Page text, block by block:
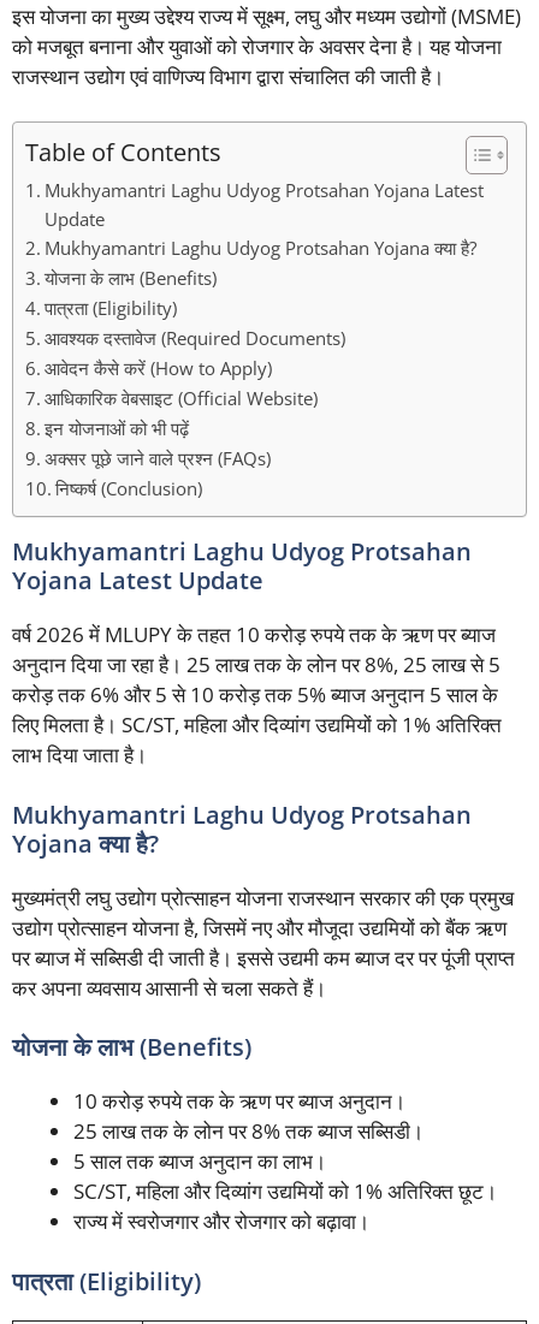
इस योजना का मुख्य उद्देश्य राज्य में सूक्ष्म, लघु और मध्यम उद्योगों (MSME)
को मजबूत बनाना और युवाओं को रोजगार के अवसर देना है। यह योजना
राजस्थान उद्योग एवं वाणिज्य विभाग द्वारा संचालित की जाती है।
Table of Contents
Mukhyamantri Laghu Udyog Protsahan Yojana Latest
Update
Mukhyamantri Laghu Udyog Protsahan Yojana क्या है?
योजना के लाभ (Benefits)
पात्रता (Eligibility)
आवश्यक दस्तावेज (Required Documents)
आवेदन कैसे करें (How to Apply)
आधिकारिक वेबसाइट (Official Website)
इन योजनाओं को भी पढ़ें
अक्सर पूछे जाने वाले प्रश्न (FAQs)
निष्कर्ष (Conclusion)
Mukhyamantri Laghu Udyog Protsahan
Yojana Latest Update
वर्ष 2026 में MLUPY के तहत 10 करोड़ रुपये तक के ऋण पर ब्याज
अनुदान दिया जा रहा है। 25 लाख तक के लोन पर 8%, 25 लाख से 5
करोड़ तक 6% और 5 से 10 करोड़ तक 5% ब्याज अनुदान 5 साल के
लिए मिलता है। SC/ST, महिला और दिव्यांग उद्यमियों को 1% अतिरिक्त
लाभ दिया जाता है।
Mukhyamantri Laghu Udyog Protsahan
Yojana क्या है?
मुख्यमंत्री लघु उद्योग प्रोत्साहन योजना राजस्थान सरकार की एक प्रमुख
उद्योग प्रोत्साहन योजना है, जिसमें नए और मौजूदा उद्यमियों को बैंक ऋण
पर ब्याज में सब्सिडी दी जाती है। इससे उद्यमी कम ब्याज दर पर पूंजी प्राप्त
कर अपना व्यवसाय आसानी से चला सकते हैं।
योजना के लाभ (Benefits)
10 करोड़ रुपये तक के ऋण पर ब्याज अनुदान।
25 लाख तक के लोन पर 8% तक ब्याज सब्सिडी।
5 साल तक ब्याज अनुदान का लाभ।
SC/ST, महिला और दिव्यांग उद्यमियों को 1% अतिरिक्त छूट।
राज्य में स्वरोजगार और रोजगार को बढ़ावा।
पात्रता (Eligibility)